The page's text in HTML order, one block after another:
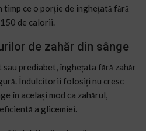
ce o porție de înghețată fără
de calorii.
de zahăr din sânge
prediabet, înghețata fără zahăr
Îndulcitorii folosiți nu cresc
în același mod ca zahărul,
a glicemiei.